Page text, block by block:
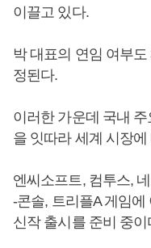
이끌고 있다.
박 대표의 연임 여부
정된다.
이러한 가운데 국내
을 잇따라 세계 시장
엔씨소프트, 컴투스,
-콘솔, 트리플A 게임
신작 출시를 준비 중이